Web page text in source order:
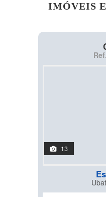
IMÓVEIS
13